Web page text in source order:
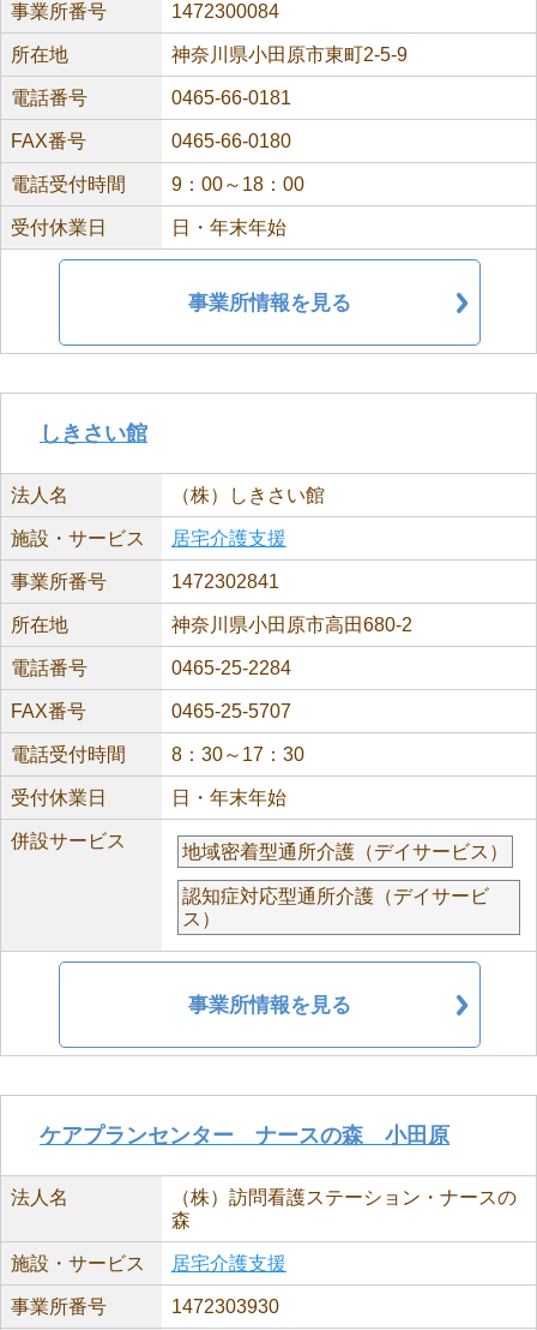
事業所番号 1472300084
所在地 神奈川県小田原市東町2-5-9
電話番号 0465-66-0181
FAX番号 0465-66-0180
電話受付時間 9：00～18：00
受付休業日 日・年末年始
事業所情報を見る
しきさい館
法人名 （株）しきさい館
施設・サービス 居宅介護支援
事業所番号 1472302841
所在地 神奈川県小田原市高田680-2
電話番号 0465-25-2284
FAX番号 0465-25-5707
電話受付時間 8：30～17：30
受付休業日 日・年末年始
併設サービス
地域密着型通所介護（デイサービス）
認知症対応型通所介護（デイサービ
ス）
事業所情報を見る
ケアプランセンター ナースの森 小田原
法人名
（株）訪問看護ステーション・ナースの
森
施設・サービス 居宅介護支援
事業所番号 1472303930